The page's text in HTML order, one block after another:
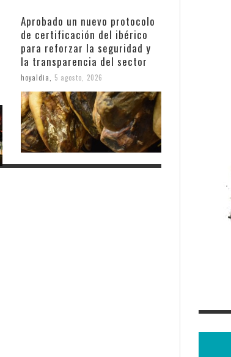
Aprobado un nuevo protocolo
de certificación del ibérico
para reforzar la seguridad y
la transparencia del sector
hoyaldia 5 agosto, 2026